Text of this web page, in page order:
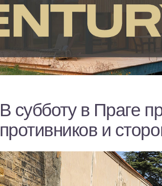
В субботу в Праге
противников и